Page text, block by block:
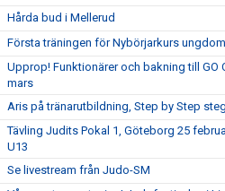
Hårda bud i Mellerud
Första träningen för Nybörjarkurs
Upprop! Funktionärer och bakning till GO
mars
Aris på tränarutbildning, Step by Step
Tävling Judits Pokal 1, Göteborg 25
U13
Se livestream från Judo-SM